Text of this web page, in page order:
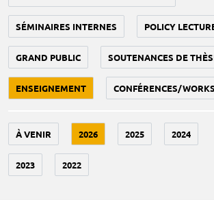
SÉMINAIRES INTERNES POLICY
GRAND PUBLIC SOUTENANCES DE
ENSEIGNEMENT CONFÉRENCES/
À VENIR 2026 2025 2024
2023 2022